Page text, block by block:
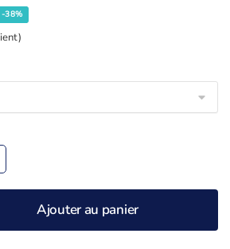
-38%
Ajouter au panier